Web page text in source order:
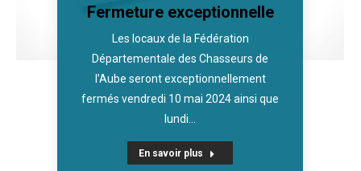
Fermeture exceptionnelle
Les locaux de la Fédération
Départementale des Chasseurs de
l’Aube seront exceptionnellement
fermés vendredi 10 mai 2024 ainsi que
lundi…
En savoir plus